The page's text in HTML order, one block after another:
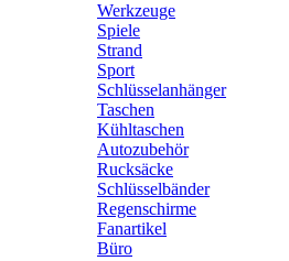
Werkzeuge
Spiele
Strand
Sport
Schlüsselanhänger
Taschen
Kühltaschen
Autozubehör
Rucksäcke
Schlüsselbänder
Regenschirme
Fanartikel
Büro